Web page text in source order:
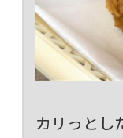
カリっとし